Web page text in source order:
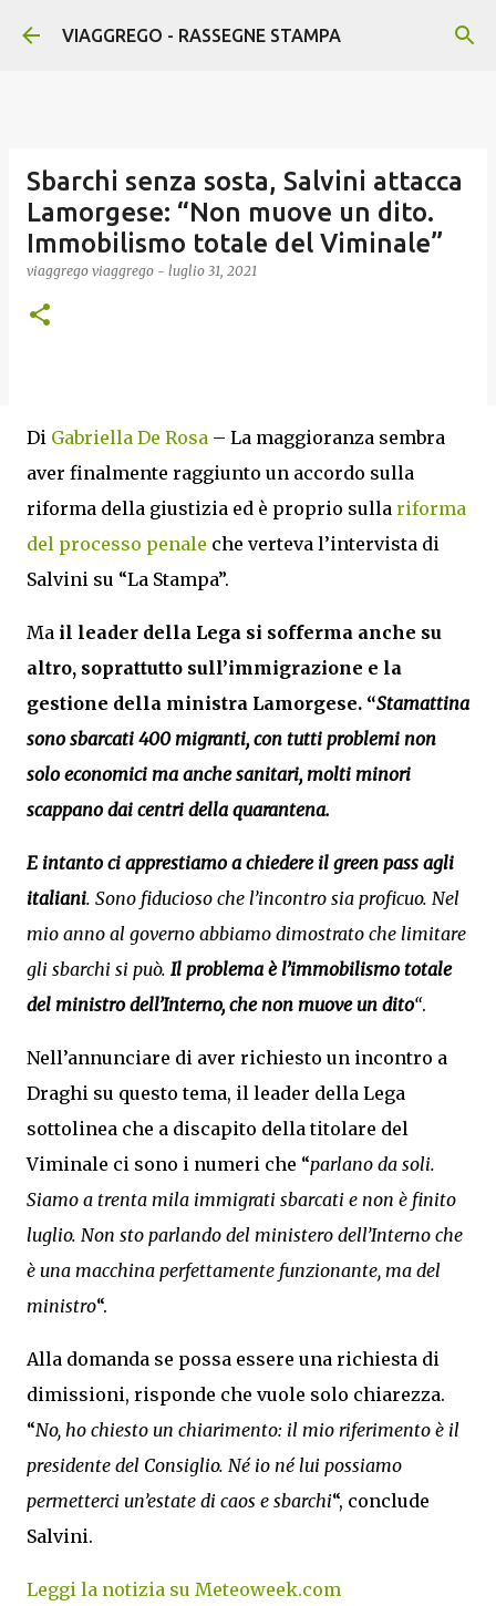
Passa ai contenuti principali
VIAGGREGO - RASSEGNE STAMPA
Sbarchi senza sosta, Salvini attacca
Lamorgese: “Non muove un dito.
Immobilismo totale del Viminale”
viaggrego viaggrego - luglio 31, 2021
Di Gabriella De Rosa – La maggioranza sembra
aver finalmente raggiunto un accordo sulla
riforma della giustizia ed è proprio sulla riforma
del processo penale che verteva l’intervista di
Salvini su “La Stampa”.
Ma il leader della Lega si sofferma anche su
altro, soprattutto sull’immigrazione e la
gestione della ministra Lamorgese. “Stamattina
sono sbarcati 400 migranti, con tutti problemi non
solo economici ma anche sanitari, molti minori
scappano dai centri della quarantena.
E intanto ci apprestiamo a chiedere il green pass agli
italiani. Sono fiducioso che l’incontro sia proficuo. Nel
mio anno al governo abbiamo dimostrato che limitare
gli sbarchi si può. Il problema è l’immobilismo totale
del ministro dell’Interno, che non muove un dito“.
Nell’annunciare di aver richiesto un incontro a
Draghi su questo tema, il leader della Lega
sottolinea che a discapito della titolare del
Viminale ci sono i numeri che “parlano da soli.
Siamo a trenta mila immigrati sbarcati e non è finito
luglio. Non sto parlando del ministero dell’Interno che
è una macchina perfettamente funzionante, ma del
ministro“.
Alla domanda se possa essere una richiesta di
dimissioni, risponde che vuole solo chiarezza.
“No, ho chiesto un chiarimento: il mio riferimento è il
presidente del Consiglio. Né io né lui possiamo
permetterci un’estate di caos e sbarchi“, conclude
Salvini.
Leggi la notizia su Meteoweek.com